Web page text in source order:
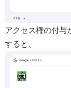
アクセス権の付与
すると、